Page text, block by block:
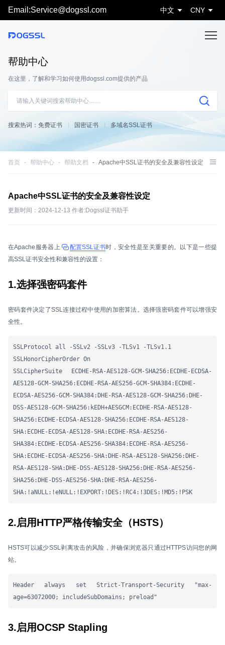
Email:Service@dogssl.com 中文 CNY
帮助中心
在这里，了解和学习如何使用dogssl.com提供的产品
搜索热词： 免费证书 国密证书 多域名SSL证书
首页 帮助中心 帮助文档 Apache中SSL证书的安全及兼容性设定
Apache中SSL证书的安全及兼容性设定
更新时间：2024-12-13 作者:Dogssl证书助手
在Apache服务器上 配置SSL证书时，安全性是至关重要的。以下是一些提
高SSL证书安全性和兼容性的设置：
1.选择强密码套件
密码套件决定了SSL连接过程中使用的加密算法。选择强密码套件可以增强安
全性。
SSLProtocol all -SSLv2 -SSLv3 -TLSv1 -TLSv1.1
SSLHonorCipherOrder On
SSLCipherSuite ECDHE-RSA-AES128-GCM-SHA256:ECDHE-ECDSA-
AES128-GCM-SHA256:ECDHE-RSA-AES256-GCM-SHA384:ECDHE-
ECDSA-AES256-GCM-SHA384:DHE-RSA-AES128-GCM-SHA256:DHE-
DSS-AES128-GCM-SHA256:kEDH+AESGCM:ECDHE-RSA-AES128-
SHA256:ECDHE-ECDSA-AES128-SHA256:ECDHE-RSA-AES128-
SHA:ECDHE-ECDSA-AES128-SHA:ECDHE-RSA-AES256-
SHA384:ECDHE-ECDSA-AES256-SHA384:ECDHE-RSA-AES256-
SHA:ECDHE-ECDSA-AES256-SHA:DHE-RSA-AES128-SHA256:DHE-
RSA-AES128-SHA:DHE-DSS-AES128-SHA256:DHE-RSA-AES256-
SHA256:DHE-DSS-AES256-SHA:DHE-RSA-AES256-
SHA:!aNULL:!eNULL:!EXPORT:!DES:!RC4:!3DES:!MD5:!PSK
2.启用HTTP严格传输安全（HSTS）
HSTS可以减少SSL剥离攻击的风险，并确保浏览器只通过HTTPS访问您的网
站。
Header always set Strict-Transport-Security "max-
age=63072000; includeSubDomains; preload"
3.启用OCSP Stapling